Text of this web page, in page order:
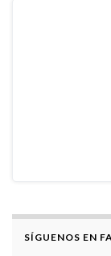
SÍGUENOS EN